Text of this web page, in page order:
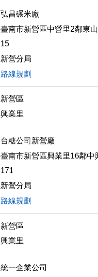
弘昌碾米廠
臺南市新營區中營里2鄰東
15
新營分局
路線規劃
新營區
興業里
台糖公司新營廠
臺南市新營區興業里16鄰中
171
新營分局
路線規劃
新營區
興業里
統一企業公司